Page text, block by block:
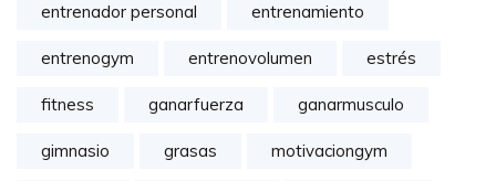
entrenador personal entrenamiento
entrenogym entrenovolumen estrés
fitness ganarfuerza ganarmusculo
gimnasio grasas motivaciongym